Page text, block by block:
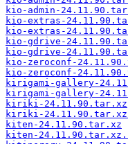
kio-admin-
kio-extras-
kio-extras-
kio-gdrive-
kio-gdrive-
kio-zeroconf-
kio-zeroconf-
kirigami-gallery-
kirigami-gallery-
kiriki-24.11.90.tar.xz
kiriki-
kiten-24.11.90.tar.xz
kiten-